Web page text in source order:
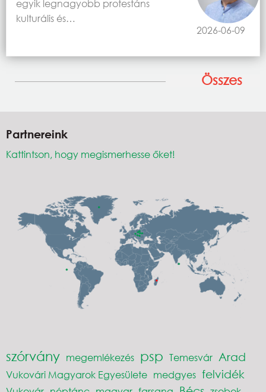
2026-06-09
egyik legnagyobb protestáns
kulturális és…
Összes
Partnereink
Kattintson, hogy megismerhesse őket!
szórvány megemlékezés psp Temesvár Arad
Vukovári Magyarok Egyesülete medgyes felvidék